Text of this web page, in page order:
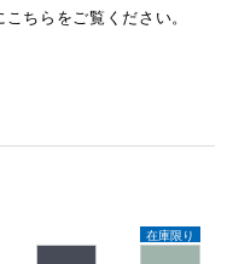
ちらをご覧ください。
在庫限り